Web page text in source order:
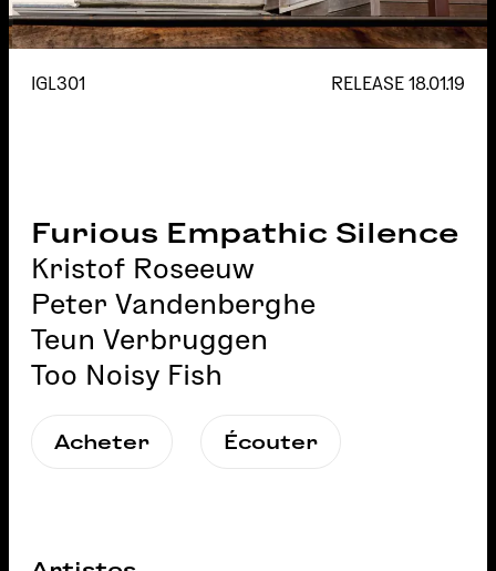
IGL301 RELEASE 18.01.19
Furious Empathic Silence
Kristof Roseeuw
Peter Vandenberghe
Teun Verbruggen
Too Noisy Fish
Acheter Écouter